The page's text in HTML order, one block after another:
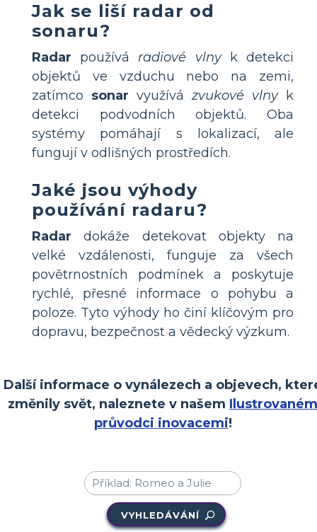
Jak se liší radar od
sonaru?
Radar používá radiové vlnyk detekci
objektů ve vzduchu nebo na zemi,
zatímco sonar využívá zvukové vlnyk
detekci podvodních objektů. Oba
systémy pomáhají s lokalizací, ale
fungují v odlišných prostředích.
Jaké jsou výhody
používání radaru?
Radar dokáže detekovat objekty na
velké vzdálenosti, funguje za všech
povětrnostních podmínek a poskytuje
rychlé, přesné informace o pohybu a
poloze. Tyto výhody ho činí klíčovým pro
dopravu, bezpečnost a vědecký výzkum.
Další informace o vynálezech a objevech,
změnily svět, naleznete v našem Ilustrovaném
průvodci inovacemi!
VYHLEDÁVÁNÍ